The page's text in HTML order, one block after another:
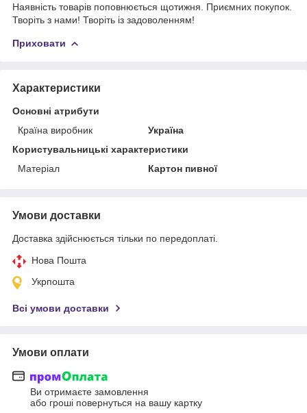
Наявність товарів поповнюється щотижня. Приємних покупок.
Творіть з нами! Творіть із задоволенням!
Приховати
Характеристики
Основні атрибути
Країна виробник
Україна
Користувальницькі характеристики
Матеріал
Картон пивної
Умови доставки
Доставка здійснюється тільки по передоплаті.
Нова Пошта
Укрпошта
Всі умови доставки
Умови оплати
Ви отримаєте замовлення
або гроші повернуться на вашу картку